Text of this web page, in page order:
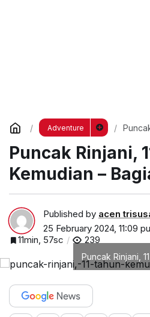
Adventure
Puncak Rinjani,
Kemudian –
Published by acen
25 February 2024, 11:09
11min, 57sc
239
Puncak Rinjani,